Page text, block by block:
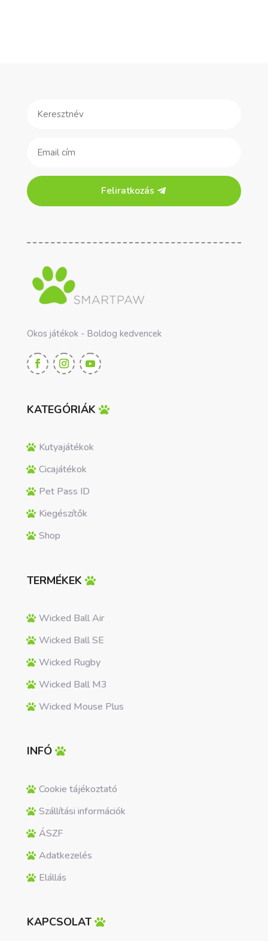
Feliratkozás
Okos játékok - Boldog kedvencek
KATEGÓRIÁK
Kutyajátékok
Cicajátékok
Pet Pass ID
Kiegészítők
Shop
TERMÉKEK
Wicked Ball Air
Wicked Ball SE
Wicked Rugby
Wicked Ball M3
Wicked Mouse Plus
INFÓ
Cookie tájékoztató
Szállítási információk
ÁSZF
Adatkezelés
Elállás
KAPCSOLAT